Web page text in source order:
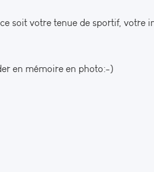
soit votre tenue de sportif, votre
en mémoire en photo:-)